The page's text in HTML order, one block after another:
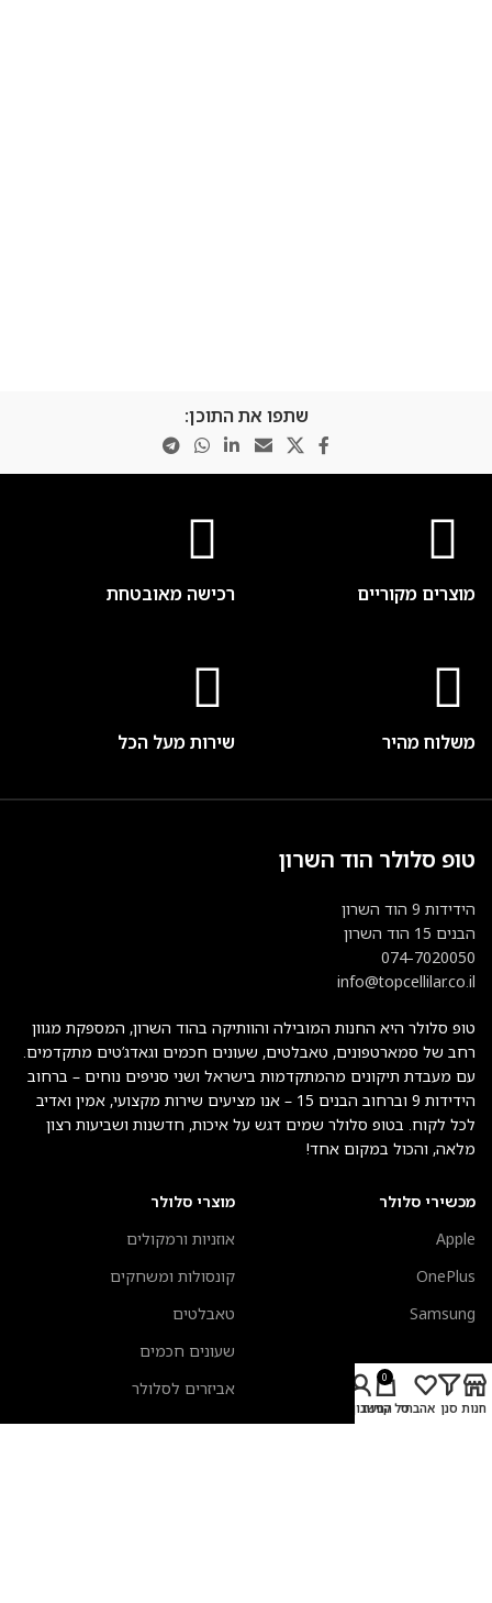
שתפו את התוכן:
מוצרים מקוריים רכישה מאובטחת
משלוח מהיר שירות מעל הכל
טופ סלולר הוד השרון
הידידות 9 הוד השרון
הבנים 15 הוד השרון
074-7020050
info@topcellilar.co.il
טופ סלולר היא החנות המובילה והוותיקה בהוד השרון, המספקת מגוון
רחב של סמארטפונים, טאבלטים, שעונים חכמים וגאדג’טים מתקדמים.
עם מעבדת תיקונים מהמתקדמות בישראל ושני סניפים נוחים – ברחוב
הידידות 9 וברחוב הבנים 15 – אנו מציעים שירות מקצועי, אמין ואדיב
לכל לקוח. בטופ סלולר שמים דגש על איכות, חדשנות ושביעות רצון
מלאה, והכול במקום אחד!
מכשירי סלולר
Apple
OnePlus
Samsung
מוצרי סלולר
אוזניות ורמקולים
קונסולות ומשחקים
טאבלטים
שעונים חכמים
אביזרים לסלולר
חנות סנן אהבתי
0
סל קניות
החשבון שלי